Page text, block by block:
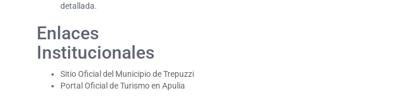
detallada.
Enlaces
Institucionales
Sitio Oficial del Municipio de Trepuzzi
Portal Oficial de Turismo en Apulia